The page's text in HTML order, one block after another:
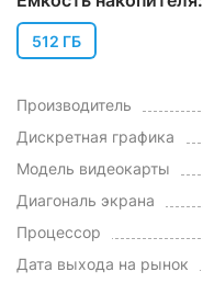
512 ГБ
Производитель
Дискретная графика
Модель видеокарты
Диагональ экрана
Процессор
Дата выхода на рынок